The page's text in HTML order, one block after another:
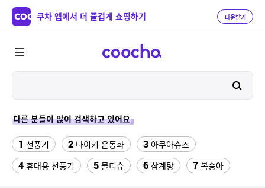
쿠차 앱에서 더 즐겁게 쇼핑하기 다운받기
다른 분들이 많이 검색하고 있어요
1 선풍기 2 나이키 운동화 3 아쿠아슈즈
4 휴대용 선풍기 5 물티슈 6 삼계탕 7 복숭아